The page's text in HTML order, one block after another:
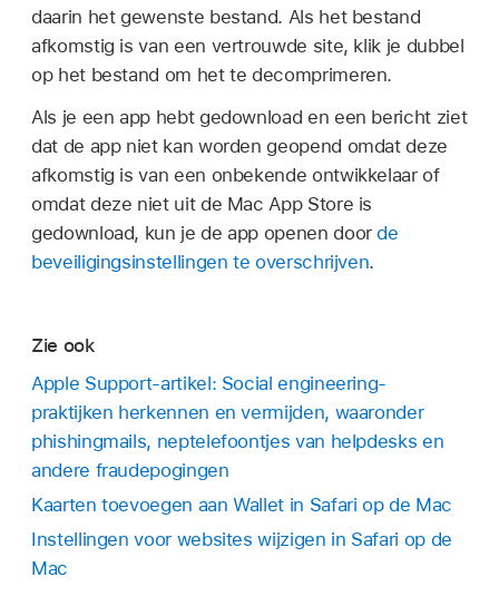
daarin het gewenste bestand. Als het bestand
afkomstig is van een vertrouwde site, klik je dubbel
op het bestand om het te decomprimeren.
Als je een app hebt gedownload en een bericht ziet
dat de app niet kan worden geopend omdat deze
afkomstig is van een onbekende ontwikkelaar of
omdat deze niet uit de Mac App Store is
gedownload, kun je de app openen doorde
beveiligingsinstellingen te overschrijven.
Zie ook
Apple Support-artikel: Social engineering-
praktijken herkennen en vermijden, waaronder
phishingmails, neptelefoontjes van helpdesks en
andere fraudepogingen
Kaarten toevoegen aan Wallet in Safari op de Mac
Instellingen voor websites wijzigen in Safari op de
Mac